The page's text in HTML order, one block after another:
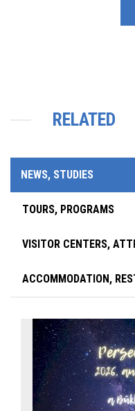
RELATED
NEWS, STUDIES
TOURS, PROGRAMS
VISITOR CENTERS,
ACCOMMODATION,